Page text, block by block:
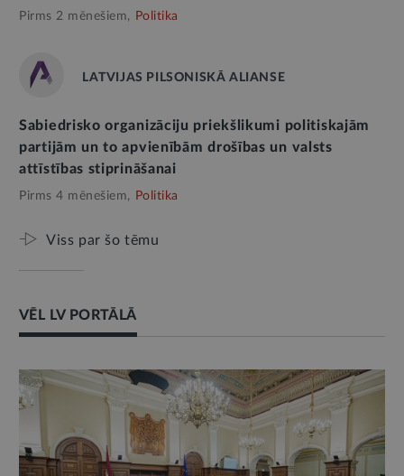
Pirms 2 mēnešiem, Politika
LATVIJAS PILSONISKĀ ALIANSE
Sabiedrisko organizāciju priekšlikumi politiskajām
partijām un to apvienībām drošības un valsts
attīstības stiprināšanai
Pirms 4 mēnešiem, Politika
Viss par šo tēmu
VĒL LV PORTĀLĀ